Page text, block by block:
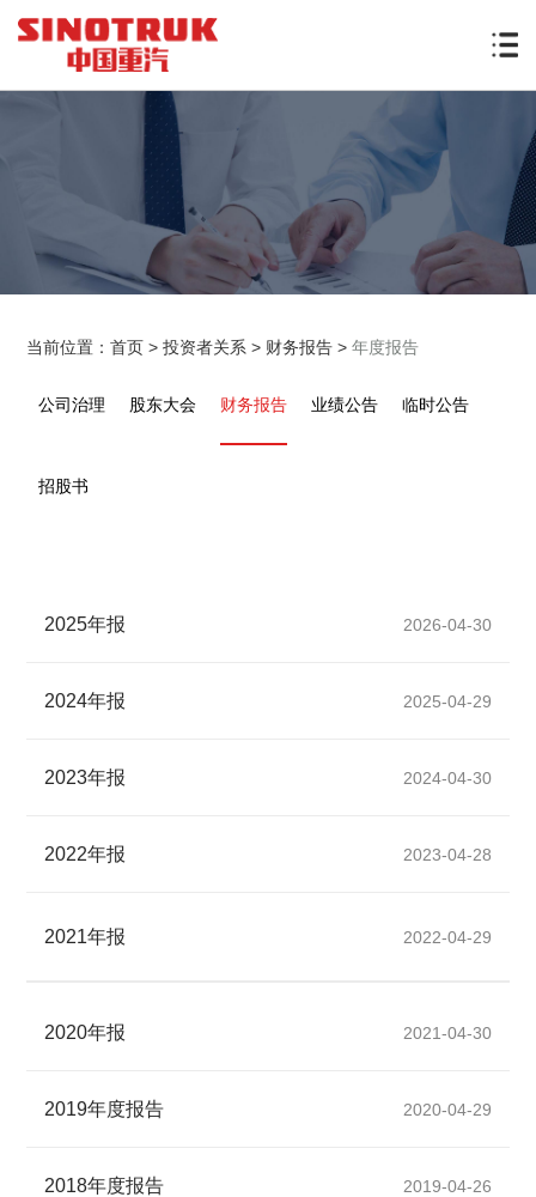
当前位置：首页 >投资者关系 > 财务报告 >年度报告
公司治理 股东大会 财务报告 业绩公告 临时公告
招股书
2025年报 2026-04-30
2024年报 2025-04-29
2023年报 2024-04-30
2022年报 2023-04-28
2021年报 2022-04-29
2020年报 2021-04-30
2019年度报告 2020-04-29
2018年度报告 2019-04-26